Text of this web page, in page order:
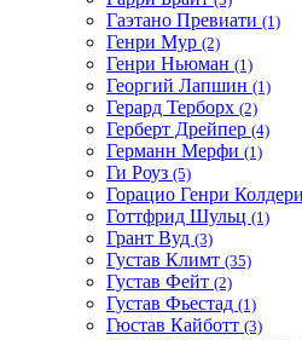
Гаэтано Превиати (1)
Генри Мур (2)
Генри Ньюман (1)
Георгий Лапшин (1)
Герард Терборх (2)
Герберт Дрейпер (4)
Германн Мерфи (1)
Ги Роуз (5)
Горацио Генри Колдери
Готтфрид Шульц (1)
Грант Вуд (3)
Густав Климт (35)
Густав Фейт (2)
Густав Фьестад (1)
Гюстав Кайботт (3)